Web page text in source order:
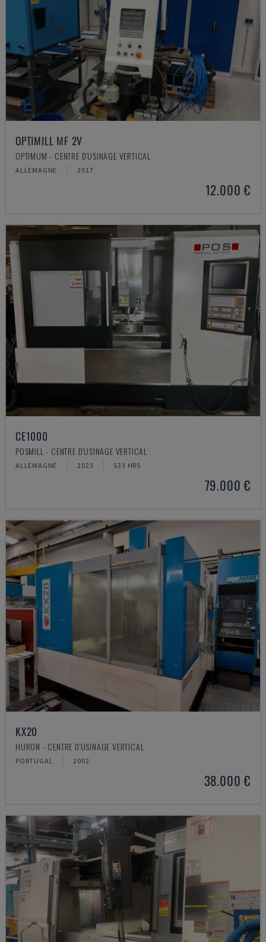
OPTIMILL MF 2V
OPTIMUM - CENTRE D'USINAGE VERTICAL
ALLEMAGNE 2017
12.000 €
CE1000
POSMILL - CENTRE D'USINAGE VERTICAL
ALLEMAGNE 2023 533 HRS
79.000 €
KX20
HURON - CENTRE D'USINAGE VERTICAL
PORTUGAL 2002
38.000 €